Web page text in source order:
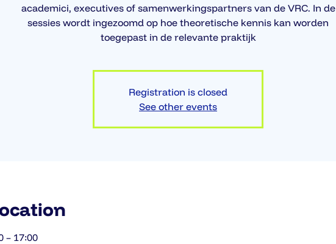
academici, executives of samenwerkingspartners van de VRC. In de
sessies wordt ingezoomd op hoe theoretische kennis kan worden
toegepast in de relevante praktijk
Registration is closed
See other events
– 17:00